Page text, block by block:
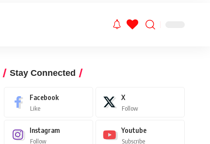
Stay Connected
Facebook
Like
X
Follow
Instagram
Follow
Youtube
Subscribe